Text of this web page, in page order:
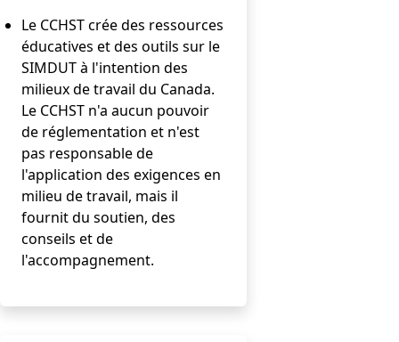
Le CCHST crée des ressources
éducatives et des outils sur le
SIMDUT à l'intention des
milieux de travail du Canada.
Le CCHST n'a aucun pouvoir
de réglementation et n'est
pas responsable de
l'application des exigences en
milieu de travail, mais il
fournit du soutien, des
conseils et de
l'accompagnement.